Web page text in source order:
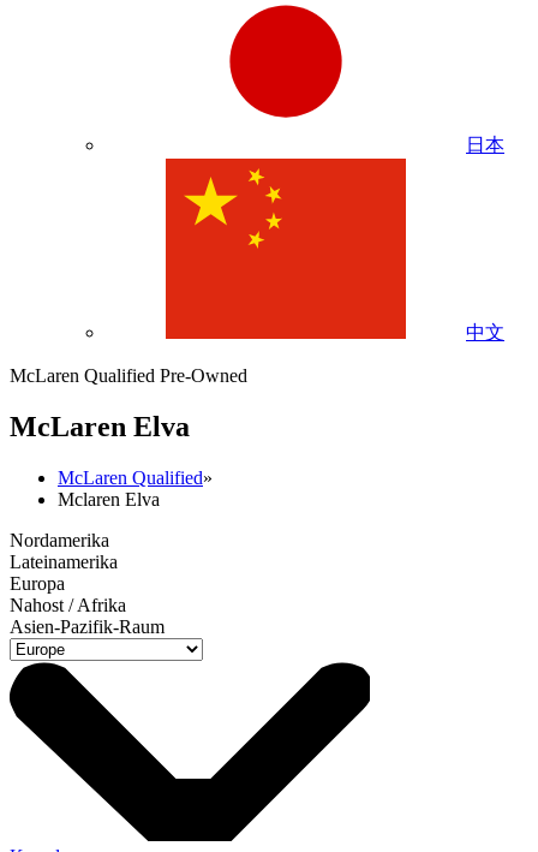
日本
中文
McLaren Qualified Pre-Owned
McLaren Elva
McLaren Qualified»
Mclaren Elva
Nordamerika
Lateinamerika
Europa
Nahost / Afrika
Asien-Pazifik-Raum